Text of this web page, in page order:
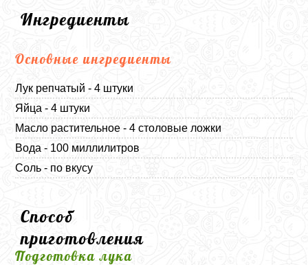
Ингредиенты
Основные ингредиенты
Лук репчатый - 4 штуки
Яйца - 4 штуки
Масло растительное - 4 столовые ложки
Вода - 100 миллилитров
Соль - по вкусу
Способ
приготовления
Подготовка лука